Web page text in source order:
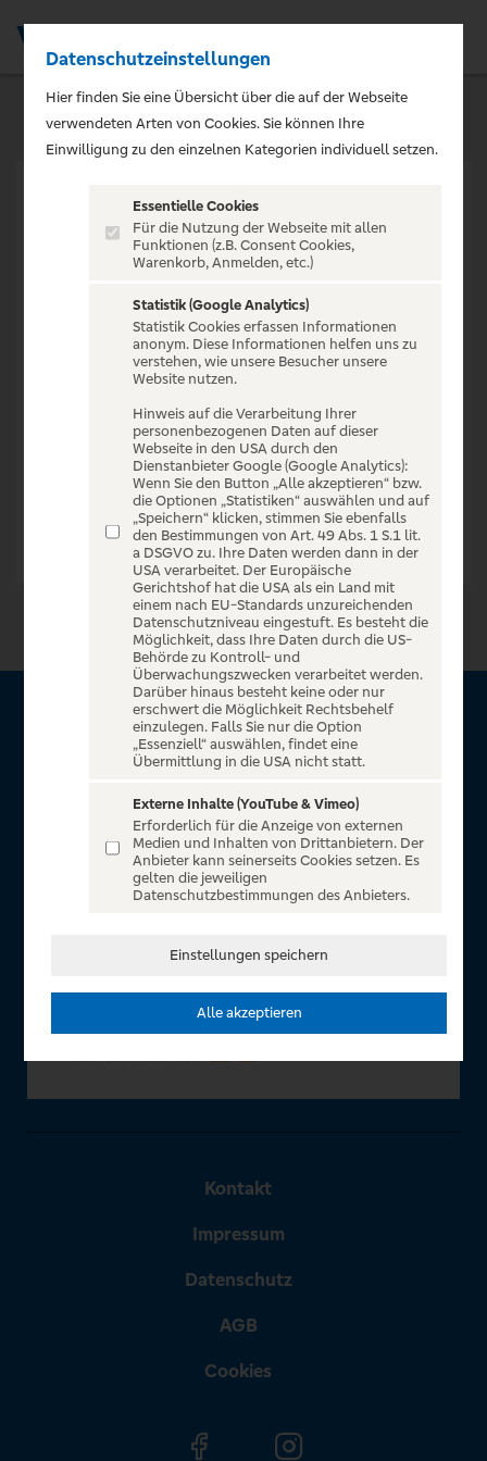
VERANSTALTUNG NICHT
GEFUNDEN
Zur Startseite
Über VR Entertain
für alle Kunden der Volksbanken Raiffeisenbanken. Auf
unserem einzigartigen Portal finden Sie Tickets für
atemberaubende Konzerte, Musicals und Shows, die
Fußball-Bundesliga sowie die Champions League und die
In Zusammenarbeit mit
Kontakt
Impressum
Datenschutz
AGB
Cookies
Datenschutzeinstellungen
Hier finden Sie eine Übersicht über die auf der Webseite
verwendeten Arten von Cookies. Sie können Ihre
Einwilligung zu den einzelnen Kategorien individuell setzen.
Essentielle Cookies
Für die Nutzung der Webseite mit allen
Funktionen (z.B. Consent Cookies,
Warenkorb, Anmelden, etc.)
Statistik (Google Analytics)
Statistik Cookies erfassen Informationen
anonym. Diese Informationen helfen uns zu
verstehen, wie unsere Besucher unsere
Website nutzen.
Hinweis auf die Verarbeitung Ihrer
personenbezogenen Daten auf dieser
Webseite in den USA durch den
Dienstanbieter Google (Google Analytics):
Wenn Sie den Button „Alle akzeptieren“ bzw.
die Optionen „Statistiken“ auswählen und auf
„Speichern“ klicken, stimmen Sie ebenfalls
den Bestimmungen von Art. 49 Abs. 1 S.1 lit.
a DSGVO zu. Ihre Daten werden dann in der
USA verarbeitet. Der Europäische
Gerichtshof hat die USA als ein Land mit
einem nach EU-Standards unzureichenden
Datenschutzniveau eingestuft. Es besteht die
Möglichkeit, dass Ihre Daten durch die US-
Behörde zu Kontroll- und
Überwachungszwecken verarbeitet werden.
Darüber hinaus besteht keine oder nur
erschwert die Möglichkeit Rechtsbehelf
einzulegen. Falls Sie nur die Option
„Essenziell“ auswählen, findet eine
Übermittlung in die USA nicht statt.
Externe Inhalte (YouTube & Vimeo)
Erforderlich für die Anzeige von externen
Medien und Inhalten von Drittanbietern. Der
Anbieter kann seinerseits Cookies setzen. Es
gelten die jeweiligen
Datenschutzbestimmungen des Anbieters.
Einstellungen speichern
Alle akzeptieren